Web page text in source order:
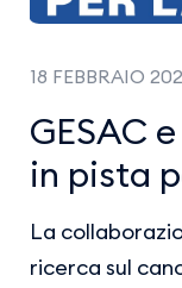
18 FEBBRAIO
GESAC
in pista
La
ricerca sul